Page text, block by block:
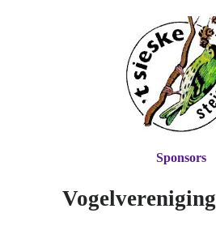
Vogelvereniging
Sponsors